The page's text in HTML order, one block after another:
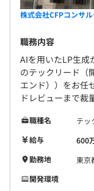
株式会社CFPコンサ
職務内容
AIを用いたLP生成
のテックリード（
エンド））をお任
ドレビューまで裁
職種名
テッ
給与
600
勤務地
東京
開発環境